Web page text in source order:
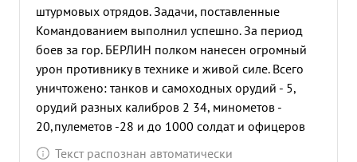
штурмовых отрядов. Задачи, поставленные
Командованием выполнил успешно. За период
боев за гор. БЕРЛИН полком нанесен огромный
урон противнику в технике и живой силе. Всего
уничтожено: танков и самоходных орудий - 5,
орудий разных калибров 2 34, минометов -
20,пулеметов -28 и до 1000 солдат и офицеров
противника ...»
Текст распознан автоматически